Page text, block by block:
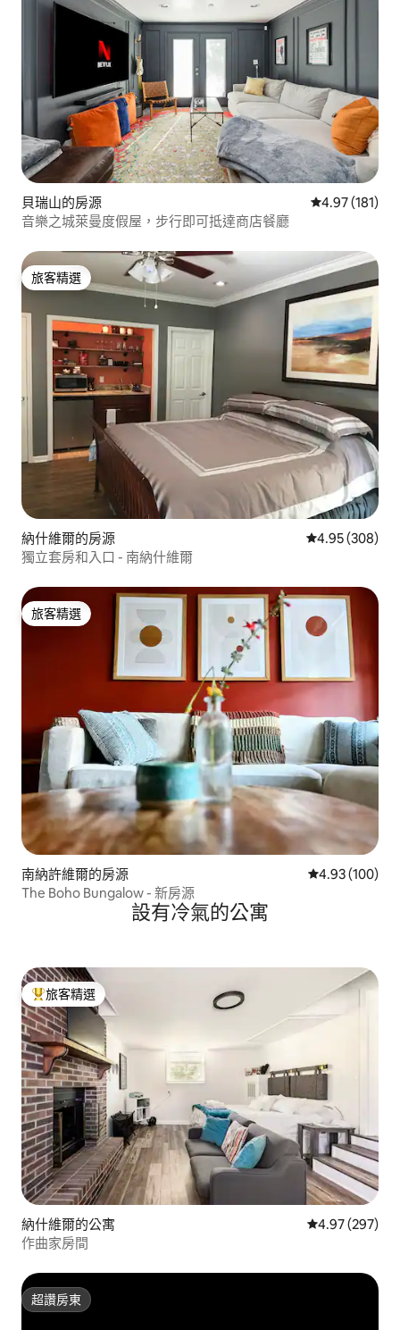
貝瑞山的房源 從 181 則評價
4.97 (181)
音樂之城萊曼度假屋，步行即可抵達商店餐廳
旅客精選
旅客精選
納什維爾的房源 從 308 則評價
4.95 (308)
獨立套房和入口 - 南納什維爾
旅客精選
旅客精選
南納許維爾的房源 從 100 則評價
4.93 (100)
The Boho Bungalow - 新房源
設有冷氣的公寓
旅客精選榜首
旅客精選
納什維爾的公寓 從 297 則評價
4.97 (297)
作曲家房間
超讚房東
超讚房東